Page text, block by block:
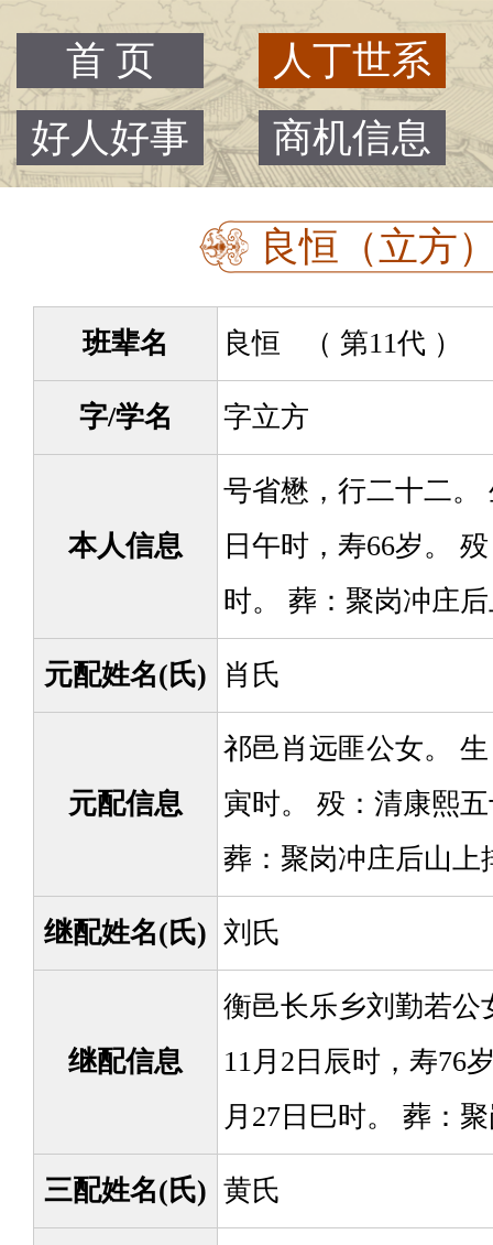
首 页
人丁世系
好人好事
商机信息
良恒（立方
班辈名 良恒 （ 第11代 ）
字/学名 字立方
本人信息
号省懋，行二十二。
日午时，寿66岁。
时。 葬：聚岗冲庄
元配姓名(氏) 肖氏
元配信息
祁邑肖远匪公女。
寅时。 殁：清康熙
葬：聚岗冲庄后山上
继配姓名(氏) 刘氏
继配信息
衡邑长乐乡刘勤若公
11月2日辰时，寿76
月27日巳时。 葬：
三配姓名(氏) 黄氏